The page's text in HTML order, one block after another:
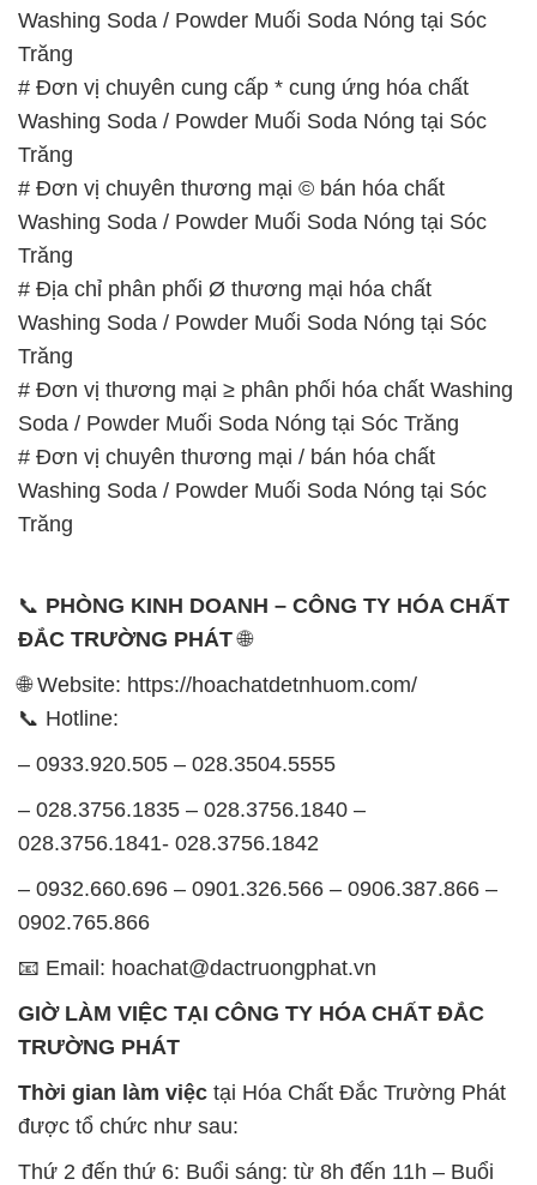
Washing Soda / Powder Muối Soda Nóng tại Sóc
Trăng
# Đơn vị chuyên cung cấp * cung ứng hóa chất
Washing Soda / Powder Muối Soda Nóng tại Sóc
Trăng
# Đơn vị chuyên thương mại © bán hóa chất
Washing Soda / Powder Muối Soda Nóng tại Sóc
Trăng
# Địa chỉ phân phối Ø thương mại hóa chất
Washing Soda / Powder Muối Soda Nóng tại Sóc
Trăng
# Đơn vị thương mại ≥ phân phối hóa chất Washing
Soda / Powder Muối Soda Nóng tại Sóc Trăng
# Đơn vị chuyên thương mại / bán hóa chất
Washing Soda / Powder Muối Soda Nóng tại Sóc
Trăng
📞 PHÒNG KINH DOANH – CÔNG TY HÓA CHẤT
ĐẮC TRƯỜNG PHÁT🌐
🌐 Website: https://hoachatdetnhuom.com/
📞 Hotline:
– 0933.920.505 – 028.3504.5555
– 028.3756.1835 – 028.3756.1840 –
028.3756.1841- 028.3756.1842
– 0932.660.696 – 0901.326.566 – 0906.387.866 –
0902.765.866
📧 Email: hoachat@dactruongphat.vn
GIỜ LÀM VIỆC TẠI CÔNG TY HÓA CHẤT ĐẮC
TRƯỜNG PHÁT
Thời gian làm việc tại Hóa Chất Đắc Trường Phát
được tổ chức như sau:
Thứ 2 đến thứ 6: Buổi sáng: từ 8h đến 11h – Buổi